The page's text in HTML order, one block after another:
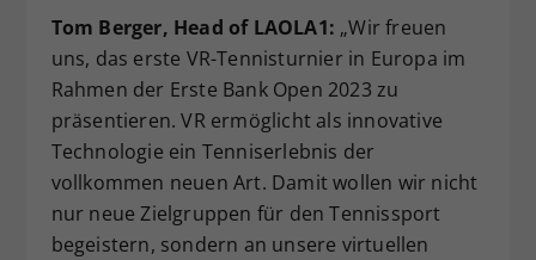
Tom Berger, Head of LAOLA1: „Wir freuen
uns, das erste VR-Tennisturnier in Europa im
Rahmen der Erste Bank Open 2023 zu
präsentieren. VR ermöglicht als innovative
Technologie ein Tenniserlebnis der
vollkommen neuen Art. Damit wollen wir nicht
nur neue Zielgruppen für den Tennissport
begeistern, sondern an unsere virtuellen